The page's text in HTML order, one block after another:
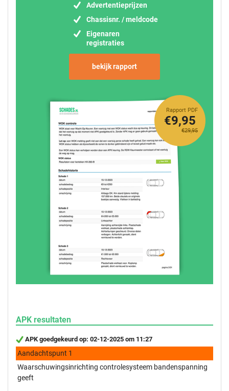
Advertentieprijzen
Chassisnr. / meldcode
Eigenaren
registraties
bekijk rapport
Rapport PDF
€29,95
€9,95
APK resultaten
APK goedgekeurd op: 02-12-2025 om 11:27
Aandachtspunt 1
Waarschuwingsinrichting controlesysteem bandenspanning
geeft